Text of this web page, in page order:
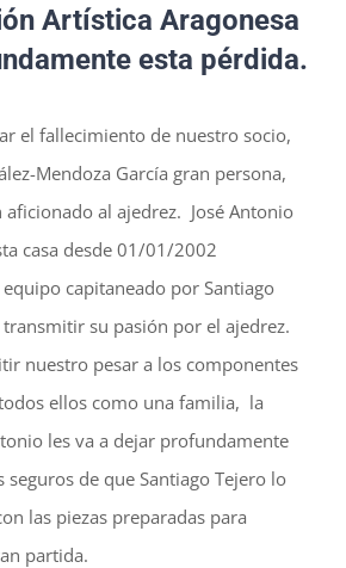
Artística Aragonesa
esta pérdida.
el fallecimiento de nuestro socio,
Mendoza García gran persona,
al ajedrez. José Antonio
casa desde 01/01/2002
capitaneado por Santiago
su pasión por el ajedrez.
nuestro pesar a los componentes
ellos como una familia, la
les va a dejar profundamente
seguros de que Santiago Tejero lo
las piezas preparadas para
partida.